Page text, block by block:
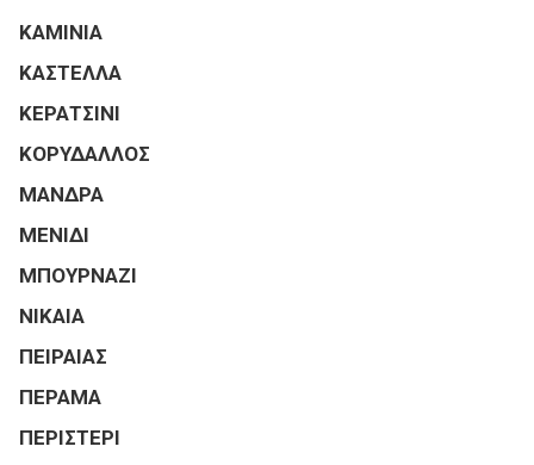
ΚΑΜΙΝΙΑ
ΚΑΣΤΕΛΛΑ
ΚΕΡΑΤΣΙΝΙ
ΚΟΡΥΔΑΛΛΟΣ
ΜΑΝΔΡΑ
ΜΕΝΙΔΙ
ΜΠΟΥΡΝΑΖΙ
ΝΙΚΑΙΑ
ΠΕΙΡΑΙΑΣ
ΠΕΡΑΜΑ
ΠΕΡΙΣΤΕΡΙ